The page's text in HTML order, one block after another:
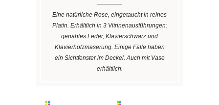
Eine natürliche Rose, eingetaucht in reines
Platin. Erhältlich in 3 Vitrinenausführungen:
genähtes Leder, Klavierschwarz und
Klavierholzmaserung. Einige Fälle haben
ein Sichtfenster im Deckel. Auch mit Vase
erhältlich.